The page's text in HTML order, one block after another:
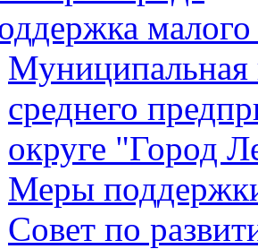
малого
Муниципальная
среднего
округе "Город
Меры
Совет по